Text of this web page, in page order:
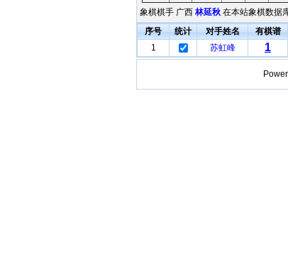
象棋棋手 广西 林延秋 在本站象棋数据
序号
统计 对手姓名 有棋谱
1
苏虹峰 1